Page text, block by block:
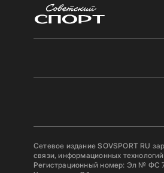
Сетевое издание SOVSPORT RU
связи, информационных
Регистрационный номер: Эл № ФС